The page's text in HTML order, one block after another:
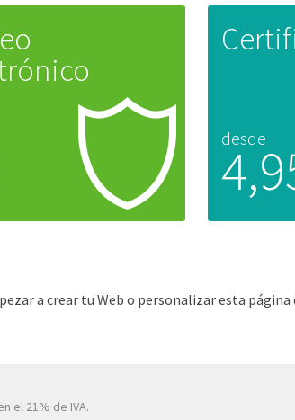
desde
a crear tu Web o personalizar esta página
el 21% de IVA.